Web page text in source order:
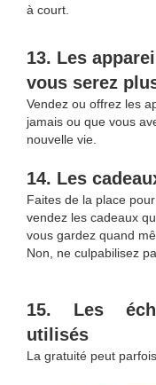
à court.
13. Les
vous serez
Vendez ou offrez les
jamais ou que vous
nouvelle vie.
14. Les
Faites de la place
vendez les cadeaux
vous gardez quand
Non, ne culpabilisez
15. Les
utilisés
La gratuité peut